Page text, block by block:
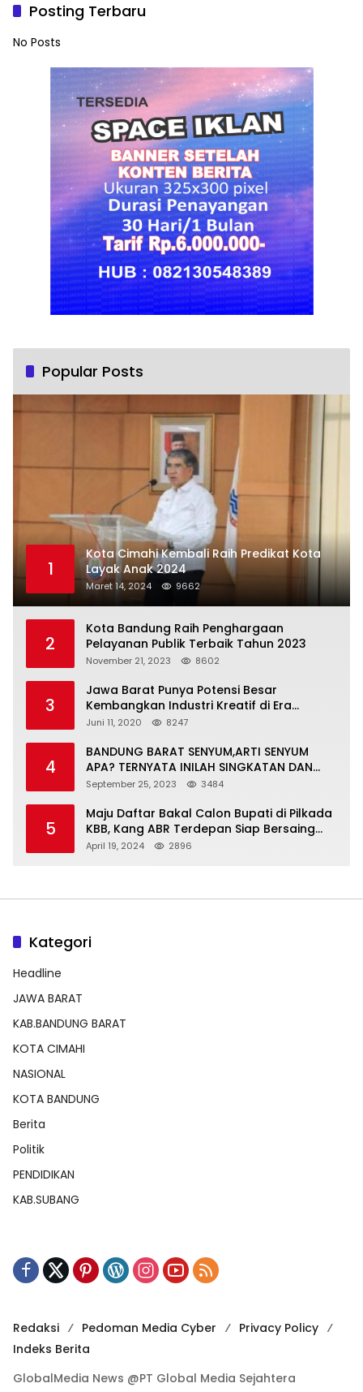
Posting Terbaru
No Posts
Popular Posts
1
Kota Cimahi Kembali Raih Predikat Kota
Layak Anak 2024
Maret 14, 2024 9662
2
Kota Bandung Raih Penghargaan
Pelayanan Publik Terbaik Tahun 2023
November 21, 2023 8602
3
Jawa Barat Punya Potensi Besar
Kembangkan Industri Kreatif di Era
Normal Baru
Juni 11, 2020 8247
4
BANDUNG BARAT SENYUM,ARTI SENYUM
APA? TERNYATA INILAH SINGKATAN DAN
MAKNANYA
September 25, 2023 3484
5
Maju Daftar Bakal Calon Bupati di Pilkada
KBB, Kang ABR Terdepan Siap Bersaing
Dengan Balon Lainnya
April 19, 2024 2896
Kategori
Headline
JAWA BARAT
KAB.BANDUNG BARAT
KOTA CIMAHI
NASIONAL
KOTA BANDUNG
Berita
Politik
PENDIDIKAN
KAB.SUBANG
Redaksi Pedoman Media Cyber
Privacy Policy
Indeks Berita
GlobalMedia News @PT Global Media Sejahtera